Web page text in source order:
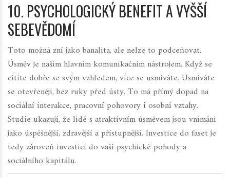
10. PSYCHOLOGICKÝ BENEFIT A VYŠŠÍ
SEBEVĚDOMÍ
Toto možná zní jako banalita, ale nelze to podceňovat.
Úsměv je naším hlavním komunikačním nástrojem. Když se
cítíte dobře se svým vzhledem, více se usmíváte. Usmíváte
se otevřeněji, bez ruky před ústy. To má přímý dopad na
sociální interakce, pracovní pohovory i osobní vztahy.
Studie ukazují, že lidé s atraktivním úsměvem jsou vnímáni
jako úspěšnější, zdravější a přístupnější. Investice do faset je
tedy zároveň investicí do vaší psychické pohody a
sociálního kapitálu.